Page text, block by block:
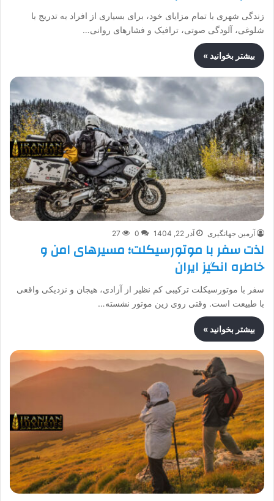
زندگی شهری با تمام مزایای خود، برای بسیاری از افراد به تدریج با
شلوغی، آلودگی صوتی، ترافیک و فشارهای روانی…
بیشتر بخوانید »
آرمین جهانگیری آذر 22, 1404 0
27
لذت سفر با موتورسیکلت؛ مسیرهای امن و
خاطره انگیز ایران
سفر با موتورسیکلت ترکیبی کم نظیر از آزادی، هیجان و نزدیکی واقعی
با طبیعت است. وقتی روی زین موتور نشسته…
بیشتر بخوانید »